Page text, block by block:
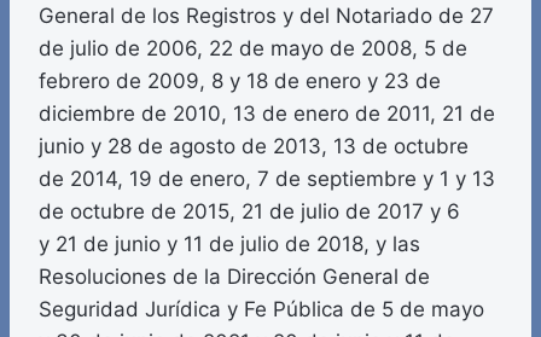
General de los Registros y del Notariado de 27
de julio de 2006, 22 de mayo de 2008, 5 de
febrero de 2009, 8 y 18 de enero y 23 de
diciembre de 2010, 13 de enero de 2011, 21 de
junio y 28 de agosto de 2013, 13 de octubre
de 2014, 19 de enero, 7 de septiembre y 1 y 13
de octubre de 2015, 21 de julio de 2017 y 6
y 21 de junio y 11 de julio de 2018, y las
Resoluciones de la Dirección General de
Seguridad Jurídica y Fe Pública de 5 de mayo